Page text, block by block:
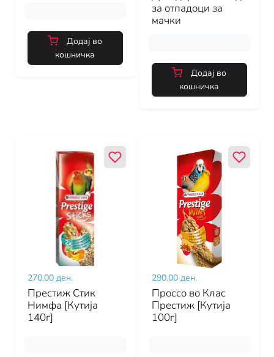
Додај во
кошничка
за отпадоци за
мачки
Додај во
кошничка
270.00 ден.
Престиж Стик
Нимфа [Кутија
140г]
290.00 ден.
Проссо во Клас
Престиж [Кутија
100г]